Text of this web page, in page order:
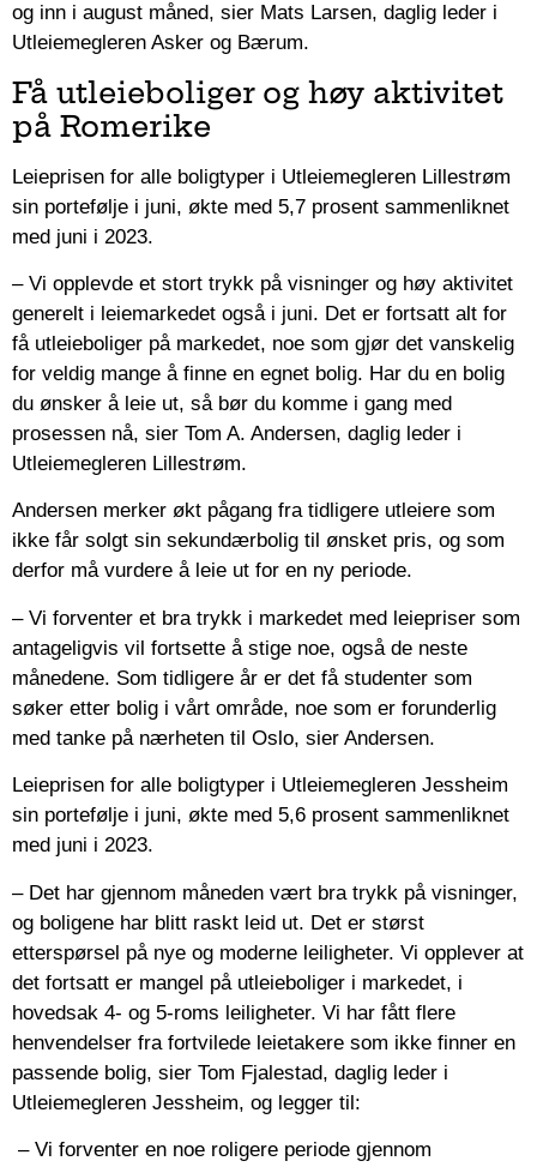
og inn i august måned, sier Mats Larsen, daglig leder i
Utleiemegleren Asker og Bærum.
Få utleieboliger og høy aktivitet
på Romerike
Leieprisen for alle boligtyper i Utleiemegleren Lillestrøm
sin portefølje i juni, økte med 5,7 prosent sammenliknet
med juni i 2023.
– Vi opplevde et stort trykk på visninger og høy aktivitet
generelt i leiemarkedet også i juni. Det er fortsatt alt for
få utleieboliger på markedet, noe som gjør det vanskelig
for veldig mange å finne en egnet bolig. Har du en bolig
du ønsker å leie ut, så bør du komme i gang med
prosessen nå, sier Tom A. Andersen, daglig leder i
Utleiemegleren Lillestrøm.
Andersen merker økt pågang fra tidligere utleiere som
ikke får solgt sin sekundærbolig til ønsket pris, og som
derfor må vurdere å leie ut for en ny periode.
– Vi forventer et bra trykk i markedet med leiepriser som
antageligvis vil fortsette å stige noe, også de neste
månedene. Som tidligere år er det få studenter som
søker etter bolig i vårt område, noe som er forunderlig
med tanke på nærheten til Oslo, sier Andersen.
Leieprisen for alle boligtyper i Utleiemegleren Jessheim
sin portefølje i juni, økte med 5,6 prosent sammenliknet
med juni i 2023.
– Det har gjennom måneden vært bra trykk på visninger,
og boligene har blitt raskt leid ut. Det er størst
etterspørsel på nye og moderne leiligheter. Vi opplever at
det fortsatt er mangel på utleieboliger i markedet, i
hovedsak 4- og 5-roms leiligheter. Vi har fått flere
henvendelser fra fortvilede leietakere som ikke finner en
passende bolig, sier Tom Fjalestad, daglig leder i
Utleiemegleren Jessheim, og legger til:
– Vi forventer en noe roligere periode gjennom